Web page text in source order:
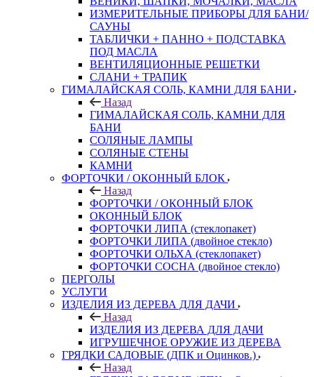
ИЗМЕРИТЕЛЬНЫЕ ПРИБОРЫ ДЛЯ БАНИ/
САУНЫ
ТАБЛИЧКИ + ПАННО + ПОДСТАВКА
ПОД МАСЛА
ВЕНТИЛЯЦИОННЫЕ РЕШЕТКИ
СЛАНИ + ТРАПИК
ГИМАЛАЙСКАЯ СОЛЬ, КАМНИ ДЛЯ БАНИ
Назад
ГИМАЛАЙСКАЯ СОЛЬ, КАМНИ ДЛЯ
БАНИ
СОЛЯНЫЕ ЛАМПЫ
СОЛЯНЫЕ СТЕНЫ
КАМНИ
ФОРТОЧКИ / ОКОННЫЙ БЛОК
Назад
ФОРТОЧКИ / ОКОННЫЙ БЛОК
ОКОННЫЙ БЛОК
ФОРТОЧКИ ЛИПА (стеклопакет)
ФОРТОЧКИ ЛИПА (двойное стекло)
ФОРТОЧКИ ОЛЬХА (стеклопакет)
ФОРТОЧКИ СОСНА (двойное стекло)
ПЕРГОЛЫ
УСЛУГИ
ИЗДЕЛИЯ ИЗ ДЕРЕВА ДЛЯ ДАЧИ
Назад
ИЗДЕЛИЯ ИЗ ДЕРЕВА ДЛЯ ДАЧИ
ИГРУШЕЧНОЕ ОРУЖИЕ ИЗ ДЕРЕВА
ГРЯДКИ САДОВЫЕ (ДПК и Оцинков.)
Назад